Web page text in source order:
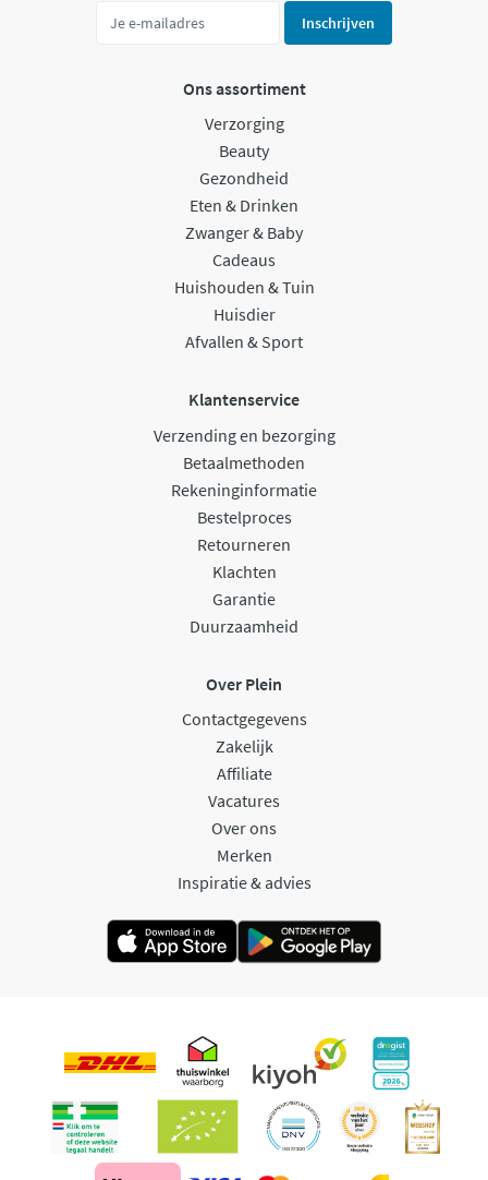
Inschrijven
Ons assortiment
Verzorging
Beauty
Gezondheid
Eten & Drinken
Zwanger & Baby
Cadeaus
Huishouden & Tuin
Huisdier
Afvallen & Sport
Klantenservice
Verzending en bezorging
Betaalmethoden
Rekeninginformatie
Bestelproces
Retourneren
Klachten
Garantie
Duurzaamheid
Over Plein
Contactgegevens
Zakelijk
Affiliate
Vacatures
Over ons
Merken
Inspiratie & advies